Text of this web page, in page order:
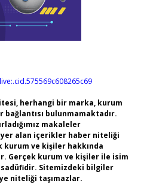
herhangi bir marka, kurum
bulunmamaktadır.
makaleler
yer alan içerikler haber niteliği
kurum ve kişiler hakkında
Gerçek kurum ve kişiler ile isim
Sitemizdeki bilgiler
niteliği taşımazlar.